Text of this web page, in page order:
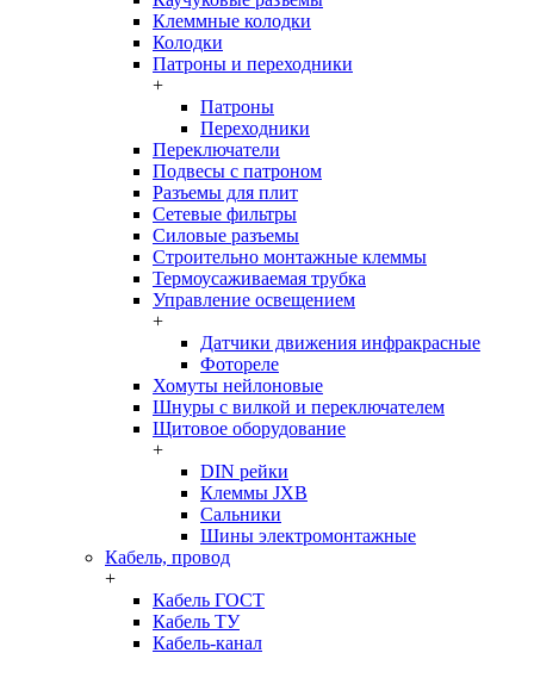
Клеммные колодки
Колодки
Патроны и переходники
+
Патроны
Переходники
Переключатели
Подвесы с патроном
Разъемы для плит
Сетевые фильтры
Силовые разъемы
Строительно монтажные клеммы
Термоусаживаемая трубка
Управление освещением
+
Датчики движения инфракрасные
Фотореле
Хомуты нейлоновые
Шнуры с вилкой и переключателем
Щитовое оборудование
+
DIN рейки
Клеммы JXB
Сальники
Шины электромонтажные
Кабель, провод
+
Кабель ГОСТ
Кабель ТУ
Кабель-канал